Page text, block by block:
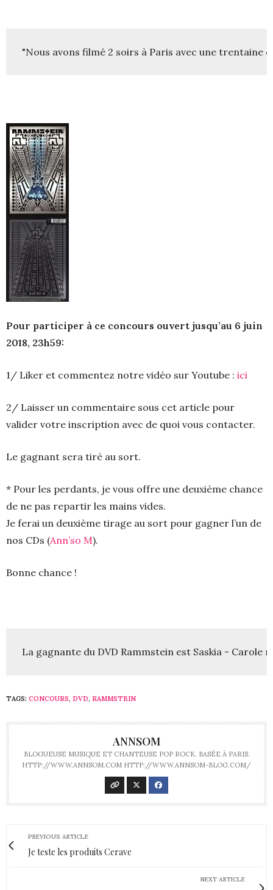
"Nous avons filmé 2 soirs à Paris avec une
Pour participer à ce concours ouvert jusqu’au 6 juin
2018, 23h59:
1/ Liker et commentez notre vidéo sur Youtube : ici
2/ Laisser un commentaire sous cet article pour
valider votre inscription avec de quoi vous contacter.
Le gagnant sera tiré au sort.
* Pour les perdants, je vous offre une deuxième chance
de ne pas repartir les mains vides.
Je ferai un deuxième tirage au sort pour gagner l’un de
nos CDs (Ann’so M).
Bonne chance !
La gagnante du DVD Rammstein est Saskia - Carole
TAGS: CONCOURS, DVD, RAMMSTEIN
ANNSOM
BLOGUEUSE MUSIQUE ET CHANTEUSE POP ROCK. BASÉE À PARIS.
HTTP://WWW.ANNSOM.COM HTTP://WWW.ANNSOM-BLOG.COM/
PREVIOUS ARTICLE
Je teste les produits Cerave
NEXT ARTICLE